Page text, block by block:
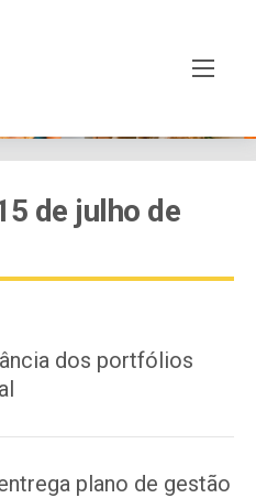
de julho de
dos portfólios
plano de gestão